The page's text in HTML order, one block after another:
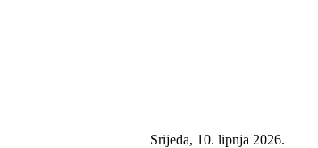
Srijeda, 10. lipnja 2026.